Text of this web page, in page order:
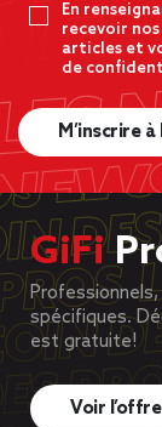
En
recevoir
articles et
de
M’inscrire
GiFi
spécifiques.
est gratuite!
Voir